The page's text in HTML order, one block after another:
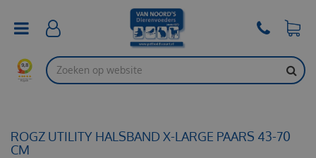
ROGZ UTILITY HALSBAND X-LARGE PAARS 43-70
CM